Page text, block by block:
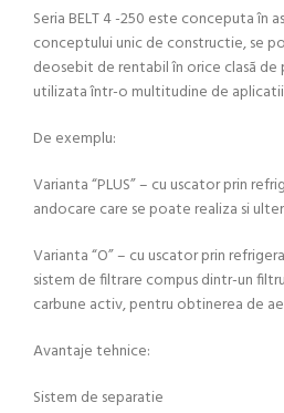
Seria BELT 4 -250 este conceputa în
conceptului unic de constructie, se
deosebit de rentabil în orice clasã
utilizata într-o multitudine de
De exemplu:
Varianta “PLUS” – cu uscator prin
andocare care se poate realiza si
Varianta “O” – cu uscator prin
sistem de filtrare compus dintr-un
carbune activ, pentru obtinerea de
Avantaje tehnice:
Sistem de separatie